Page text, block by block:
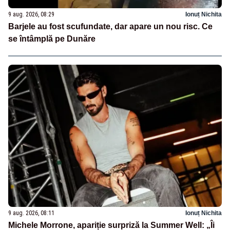
9 aug. 2026, 08:29 Ionuț Nichita
Barjele au fost scufundate, dar apare un nou risc. Ce
se întâmplă pe Dunăre
9 aug. 2026, 08:11 Ionuț Nichita
Michele Morrone, apariție surpriză la Summer Well: „Îi